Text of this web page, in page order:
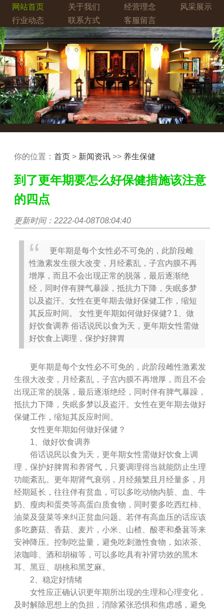
网站首页 关于我们 经营理念
风采展示
行业动态
联系方式 客服留言
你的位置：首页 > 新闻资讯 >> 养生保健
到了更年期要怎么好保健措施该注意
的四点
更新时间：2222-04-08T08:04:40
更年期是每个女性必不可免的，此阶段雌
性激素发生很大改变，月经紊乱，子宫内膜不再
增厚，而且不会出现正常的脱落，最后逐渐绝
经，同时伴有脾气暴躁，抵抗力下降，失眠多梦
以及盗汗。女性在更年期去做好保健工作，缩短
其反应时间。 女性更年期如何做好保健? 1、做
好饮食调养 俗话说民以食为天，更年期女性需做
好饮食上调理，保护好脾胃
更年期是每个女性必不可免的，此阶段雌性激素发
生很大改变，月经紊乱，子宫内膜不再增厚，而且不会
出现正常的脱落，最后逐渐绝经，同时伴有脾气暴躁，
抵抗力下降，失眠多梦以及盗汗。女性在更年期去做好
保健工作，缩短其反应时间。
女性更年期如何做好保健？
1、做好饮食调养
俗话说民以食为天，更年期女性需做好饮食上调
理，保护好脾胃和养肾气，只要调理得当就能防止生理
功能紊乱。更年期肾气衰弱，月经频繁且月经量多，月
经期延长，往往伴有贫血，可以多吃动物内脏、血、牛
奶、瘦肉和蛋类等高蛋白质食物，同时要多吃西红柿、
油菜及菠菜等来纠正贫血问题。若伴有高血压的话应该
多吃蘑菇、香菇、麦片，小米、山楂、酸枣和桑葚等来
安神降压。控制吃盐量，避免吃刺激性食物，如浓茶、
浓咖啡、酒和胡椒等，可以多吃具有补肾功效的黑木
耳、黑豆、胡桃和黑芝麻。
2、稳定好情绪
女性应正确认识更年期所出现的生理和心理变化，
及时解除思想上的负担，消除紧张恐惧和焦虑感，避免